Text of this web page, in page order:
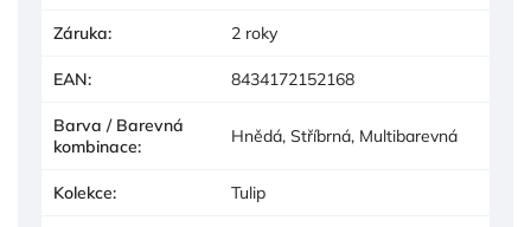
Záruka: 2 roky
EAN: 8434172152168
Barva / Barevná
kombinace: Hnědá, Stříbrná, Multibarevná
Kolekce: Tulip